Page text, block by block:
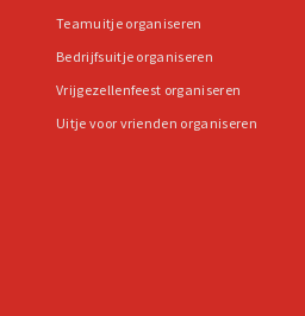
Teamuitje organiseren
Bedrijfsuitje organiseren
Vrijgezellenfeest organiseren
Uitje voor vrienden organiseren